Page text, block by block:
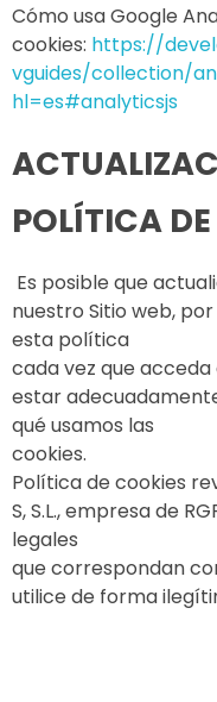
Cómo usa Google
cookies: https://
vguides/collection/
hl=es#analyticsjs
POLÍTICA
Es posible que
nuestro Sitio web,
esta política
cada vez que
estar
qué usamos las
cookies.
Política de cookies
S, S.L., empresa de
legales
que correspondan
utilice de forma